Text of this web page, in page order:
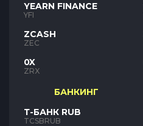
YEARN FINANCE
YFI
ZCASH
ZEC
0X
ZRX
БАНКИНГ
Т-БАНК RUB
TCSBRUB